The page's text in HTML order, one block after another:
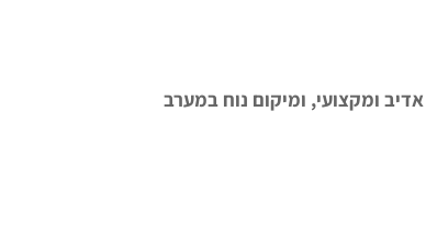
ומקצועי, ומיקום נוח במערב